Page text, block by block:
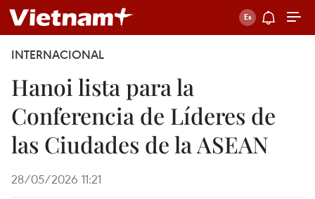
INTERNACIONAL
Hanoi lista para la
Conferencia de Líderes de
las Ciudades de la ASEAN
28/05/2026 11:21